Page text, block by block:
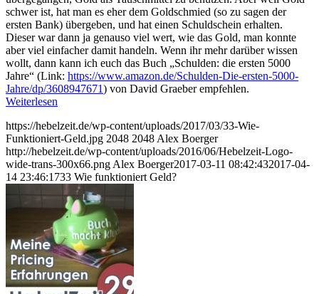
schwer ist, hat man es eher dem Goldschmied (so zu sagen der
ersten Bank) übergeben, und hat einen Schuldschein erhalten.
Dieser war dann ja genauso viel wert, wie das Gold, man konnte
aber viel einfacher damit handeln. Wenn ihr mehr darüber wissen
wollt, dann kann ich euch das Buch „Schulden: die ersten 5000
Jahre“ (Link: https://www.amazon.de/Schulden-Die-ersten-5000-
Jahre/dp/3608947671) von David Graeber empfehlen.
Weiterlesen
https://hebelzeit.de/wp-content/uploads/2017/03/33-Wie-
Funktioniert-Geld.jpg 2048 2048 Alex Boerger
http://hebelzeit.de/wp-content/uploads/2016/06/Hebelzeit-Logo-
wide-trans-300x66.png Alex Boerger2017-03-11 08:42:432017-04-
14 23:46:1733 Wie funktioniert Geld?